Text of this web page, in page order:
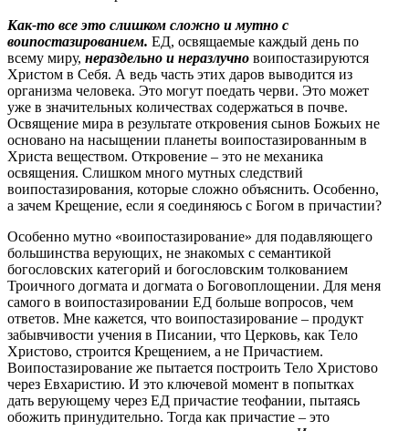
Как-то все это слишком сложно и мутно с
воипостазированием. ЕД, освящаемые каждый день по
всему миру, нераздельно и неразлучно воипостазируются
Христом в Себя. А ведь часть этих даров выводится из
организма человека. Это могут поедать черви. Это может
уже в значительных количествах содержаться в почве.
Освящение мира в результате откровения сынов Божьих не
основано на насыщении планеты воипостазированным в
Христа веществом. Откровение – это не механика
освящения. Слишком много мутных следствий
воипостазирования, которые сложно объяснить. Особенно,
а зачем Крещение, если я соединяюсь с Богом в причастии?
Особенно мутно «воипостазирование» для подавляющего
большинства верующих, не знакомых с семантикой
богословских категорий и богословским толкованием
Троичного догмата и догмата о Боговоплощении. Для меня
самого в воипостазировании ЕД больше вопросов, чем
ответов. Мне кажется, что воипостазирование – продукт
забывчивости учения в Писании, что Церковь, как Тело
Христово, строится Крещением, а не Причастием.
Воипостазирование же пытается построить Тело Христово
через Евхаристию. И это ключевой момент в попытках
дать верующему через ЕД причастие теофании, пытаясь
обожить принудительно. Тогда как причастие – это